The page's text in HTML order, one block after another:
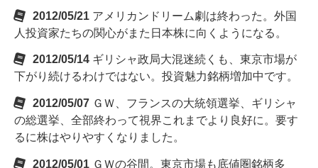
2012/05/21 アメリカンドリーム劇は終わった。外国
人投資家たちの関心がまた日本株に向くようになる。
2012/05/14 ギリシャ政局大混迷続くも、東京市場が
下がり続けるわけではない。投資魅力銘柄増加中です。
2012/05/07 ＧＷ、フランスの大統領選挙、ギリシャ
の総選挙、全部終わって視界これまでより良好に。要す
るに株はやりやすくなりました。
2012/05/01 ＧＷの谷間。東京市場も底値圏銘柄多